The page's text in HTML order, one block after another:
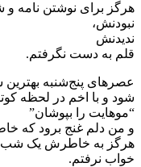
هرگز برای نوشتن نامه و
نبودنش،
ندیدنش
قلم به دست نگرفتم.
عصرهای پنج‌شنبه بهترین
شود و با اخم در لحظه
“موهایت را بپوشان”
و من دلم غنج برود که
هرگز به خاطرش یک شب
خواب نرفتم.